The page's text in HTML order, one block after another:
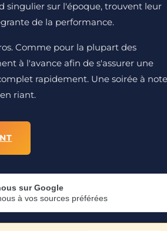
singulier sur l'époque, trouvent leur
de la performance.
Comme pour la plupart des
à l'avance afin de s'assurer une
rapidement. Une soirée à
riant.
sur Google
à vos sources préférées